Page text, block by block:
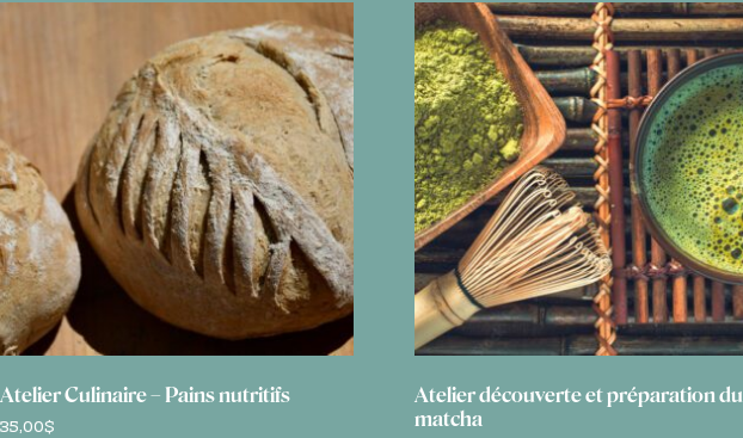
Atelier Culinaire – Pains nutritifs
35,00$
Atelier découverte et préparation du
matcha